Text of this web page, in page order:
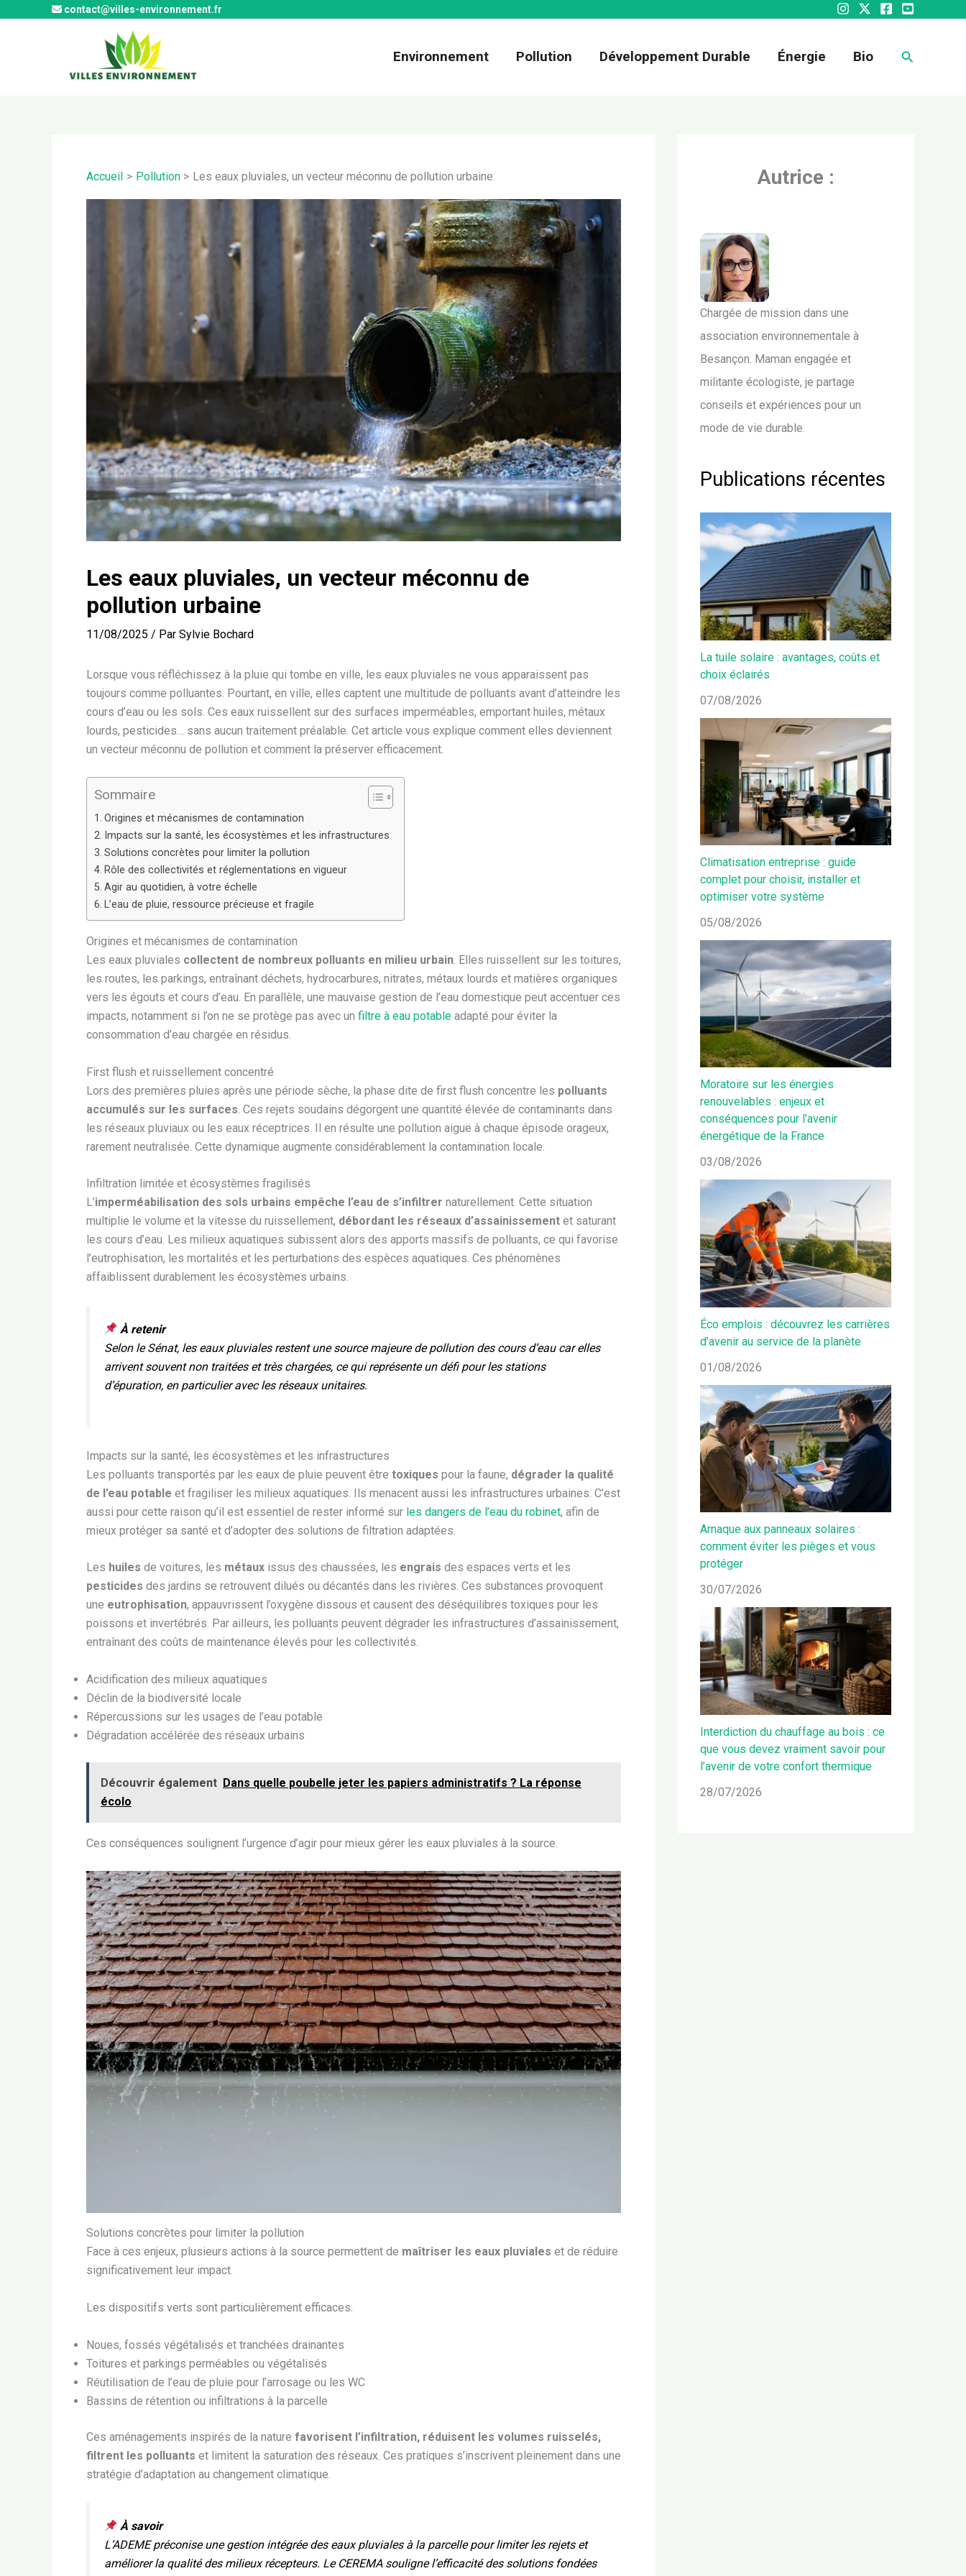
contact@villes-environnement.fr
Environnement Pollution Développement Durable Énergie Bio
Accueil Pollution Les eaux pluviales, un vecteur méconnu de pollution urbaine
Les eaux pluviales, un vecteur méconnu de
pollution urbaine
11/08/2025 / Par Sylvie Bochard
Lorsque vous réfléchissez à la pluie qui tombe en ville, les eaux pluviales ne vous apparaissent pas
toujours comme polluantes. Pourtant, en ville, elles captent une multitude de polluants avant d’atteindre les
cours d’eau ou les sols. Ces eaux ruissellent sur des surfaces imperméables, emportant huiles, métaux
lourds, pesticides… sans aucun traitement préalable. Cet article vous explique comment elles deviennent
un vecteur méconnu de pollution et comment la préserver efficacement.
Sommaire
Origines et mécanismes de contamination
Impacts sur la santé, les écosystèmes et les infrastructures
Solutions concrètes pour limiter la pollution
Rôle des collectivités et réglementations en vigueur
Agir au quotidien, à votre échelle
L’eau de pluie, ressource précieuse et fragile
Origines et mécanismes de contamination
Les eaux pluviales collectent de nombreux polluants en milieu urbain. Elles ruissellent sur les toitures,
les routes, les parkings, entraînant déchets, hydrocarbures, nitrates, métaux lourds et matières organiques
vers les égouts et cours d’eau. En parallèle, une mauvaise gestion de l’eau domestique peut accentuer ces
impacts, notamment si l’on ne se protège pas avec un filtre à eau potable adapté pour éviter la
consommation d’eau chargée en résidus.
First flush et ruissellement concentré
Lors des premières pluies après une période sèche, la phase dite de first flush concentre les polluants
accumulés sur les surfaces . Ces rejets soudains dégorgent une quantité élevée de contaminants dans
les réseaux pluviaux ou les eaux réceptrices. Il en résulte une pollution aiguë à chaque épisode orageux,
rarement neutralisée. Cette dynamique augmente considérablement la contamination locale.
Infiltration limitée et écosystèmes fragilisés
L’imperméabilisation des sols urbains empêche l’eau de s’infiltrer naturellement. Cette situation
multiplie le volume et la vitesse du ruissellement, débordant les réseaux d’assainissement et saturant
les cours d’eau. Les milieux aquatiques subissent alors des apports massifs de polluants, ce qui favorise
l’eutrophisation, les mortalités et les perturbations des espèces aquatiques. Ces phénomènes
affaiblissent durablement les écosystèmes urbains.
À retenir
Selon le Sénat, les eaux pluviales restent une source majeure de pollution des cours d’eau car elles
arrivent souvent non traitées et très chargées, ce qui représente un défi pour les stations
d’épuration, en particulier avec les réseaux unitaires.
Impacts sur la santé, les écosystèmes et les infrastructures
Les polluants transportés par les eaux de pluie peuvent être toxiques pour la faune, dégrader la qualité
de l’eau potable et fragiliser les milieux aquatiques. Ils menacent aussi les infrastructures urbaines. C’est
aussi pour cette raison qu’il est essentiel de rester informé sur les dangers de l’eau du robinet, afin de
mieux protéger sa santé et d’adopter des solutions de filtration adaptées.
Les huiles de voitures, les métaux issus des chaussées, les engrais des espaces verts et les
pesticides des jardins se retrouvent dilués ou décantés dans les rivières. Ces substances provoquent
une eutrophisation, appauvrissent l’oxygène dissous et causent des déséquilibres toxiques pour les
poissons et invertébrés. Par ailleurs, les polluants peuvent dégrader les infrastructures d’assainissement,
entraînant des coûts de maintenance élevés pour les collectivités.
Acidification des milieux aquatiques
Déclin de la biodiversité locale
Répercussions sur les usages de l’eau potable
Dégradation accélérée des réseaux urbains
Découvrir également Dans quelle poubelle jeter les papiers administratifs ? La réponse
écolo
Ces conséquences soulignent l’urgence d’agir pour mieux gérer les eaux pluviales à la source.
Solutions concrètes pour limiter la pollution
Face à ces enjeux, plusieurs actions à la source permettent de maîtriser les eaux pluviales et de réduire
significativement leur impact.
Les dispositifs verts sont particulièrement efficaces.
Noues, fossés végétalisés et tranchées drainantes
Toitures et parkings perméables ou végétalisés
Réutilisation de l’eau de pluie pour l’arrosage ou les WC
Bassins de rétention ou infiltrations à la parcelle
Ces aménagements inspirés de la nature favorisent l’infiltration, réduisent les volumes ruisselés,
filtrent les polluants et limitent la saturation des réseaux. Ces pratiques s’inscrivent pleinement dans une
stratégie d’adaptation au changement climatique.
À savoir
L’ADEME préconise une gestion intégrée des eaux pluviales à la parcelle pour limiter les rejets et
améliorer la qualité des milieux récepteurs. Le CEREMA souligne l’efficacité des solutions fondées
Autrice :
Chargée de mission dans une
association environnementale à
Besançon. Maman engagée et
militante écologiste, je partage
conseils et expériences pour un
mode de vie durable.
Publications récentes
La tuile solaire : avantages, coûts et
choix éclairés
07/08/2026
Climatisation entreprise : guide
complet pour choisir, installer et
optimiser votre système
05/08/2026
Moratoire sur les énergies
renouvelables : enjeux et
conséquences pour l’avenir
énergétique de la France
03/08/2026
Éco emplois : découvrez les carrières
d’avenir au service de la planète
01/08/2026
Arnaque aux panneaux solaires :
comment éviter les pièges et vous
protéger
30/07/2026
Interdiction du chauffage au bois : ce
que vous devez vraiment savoir pour
l’avenir de votre confort thermique
28/07/2026